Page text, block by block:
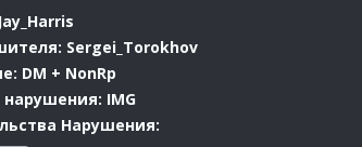
Sergei_Torokhov
DM + NonRp
IMG
Нарушения: